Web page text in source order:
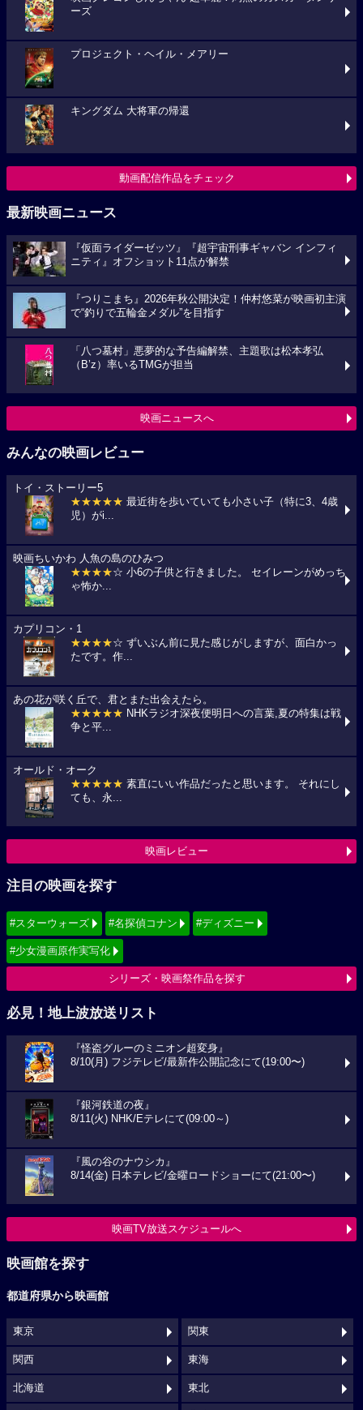
ーズ
プロジェクト・ヘイル・メアリー
キングダム 大将軍の帰還
動画配信作品をチェック
最新映画ニュース
『仮面ライダーゼッツ』『超宇宙刑事ギャバン インフィ
ニティ』オフショット11点が解禁
『つりこまち』2026年秋公開決定！仲村悠菜が映画初主演
で“釣りで五輪金メダル”を目指す
「八つ墓村」悪夢的な予告編解禁、主題歌は松本孝弘
（B’z）率いるTMGが担当
映画ニュースへ
みんなの映画レビュー
トイ・ストーリー5
★★★★★ 最近街を歩いていても小さい子（特に3、4歳
児）がi...
映画ちいかわ 人魚の島のひみつ
★★★★☆ 小6の子供と行きました。 セイレーンがめっち
ゃ怖か...
カプリコン・1
★★★★☆ ずいぶん前に見た感じがしますが、面白かっ
たです。作...
あの花が咲く丘で、君とまた出会えたら。
★★★★★ NHKラジオ深夜便明日への言葉,夏の特集は戦
争と平...
オールド・オーク
★★★★★ 素直にいい作品だったと思います。 それにし
ても、永...
映画レビュー
注目の映画を探す
#スターウォーズ #名探偵コナン #ディズニー
#少女漫画原作実写化
シリーズ・映画祭作品を探す
必見！地上波放送リスト
『怪盗グルーのミニオン超変身』
8/10(月) フジテレビ/最新作公開記念にて(19:00〜)
『銀河鉄道の夜』
8/11(火) NHK/Eテレにて(09:00～)
『風の谷のナウシカ』
8/14(金) 日本テレビ/金曜ロードショーにて(21:00〜)
映画TV放送スケジュールへ
映画館を探す
都道府県から映画館
東京 関東
関西 東海
北海道 東北